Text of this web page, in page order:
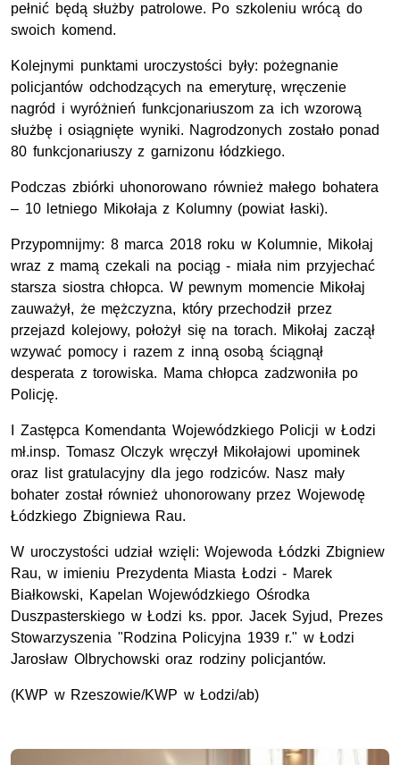
pełnić będą służby patrolowe. Po szkoleniu wrócą do
swoich komend.
Kolejnymi punktami uroczystości były: pożegnanie
policjantów odchodzących na emeryturę, wręczenie
nagród i wyróżnień funkcjonariuszom za ich wzorową
służbę i osiągnięte wyniki. Nagrodzonych zostało ponad
80 funkcjonariuszy z garnizonu łódzkiego.
Podczas zbiórki uhonorowano również małego bohatera
– 10 letniego Mikołaja z Kolumny (powiat łaski).
Przypomnijmy: 8 marca 2018 roku w Kolumnie, Mikołaj
wraz z mamą czekali na pociąg - miała nim przyjechać
starsza siostra chłopca. W pewnym momencie Mikołaj
zauważył, że mężczyzna, który przechodził przez
przejazd kolejowy, położył się na torach. Mikołaj zaczął
wzywać pomocy i razem z inną osobą ściągnął
desperata z torowiska. Mama chłopca zadzwoniła po
Policję.
I Zastępca Komendanta Wojewódzkiego Policji w Łodzi
mł.insp. Tomasz Olczyk wręczył Mikołajowi upominek
oraz list gratulacyjny dla jego rodziców. Nasz mały
bohater został również uhonorowany przez Wojewodę
Łódzkiego Zbigniewa Rau.
W uroczystości udział wzięli: Wojewoda Łódzki Zbigniew
Rau, w imieniu Prezydenta Miasta Łodzi - Marek
Białkowski, Kapelan Wojewódzkiego Ośrodka
Duszpasterskiego w Łodzi ks. ppor. Jacek Syjud, Prezes
Stowarzyszenia "Rodzina Policyjna 1939 r." w Łodzi
Jarosław Olbrychowski oraz rodziny policjantów.
(KWP w Rzeszowie/KWP w Łodzi/ab)